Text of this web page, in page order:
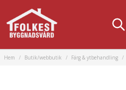
Hem Butik/webbutik Färg & ytbehandling